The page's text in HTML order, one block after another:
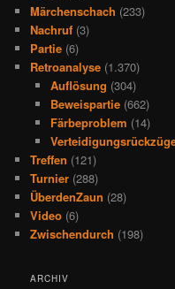
Märchenschach (233)
Nachruf (3)
Partie (6)
Retroanalyse (1.370)
Auflösung (304)
Beweispartie(662)
Färbeproblem (14)
Treffen (121)
Turnier (288)
ÜberdenZaun (28)
Video (6)
Zwischendurch (198)
ARCHIV